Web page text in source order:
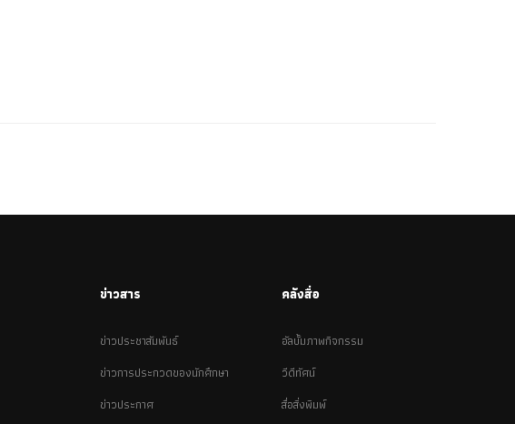
ข่าวสาร
ข่าวประชาสัมพันธ์
ข่าวการประกวดของนักศึกษา
ข่าวประกาศ
คลังสื่อ
อัลบั้มภาพกิจกรรม
วีดีทัศน์
สื่อสิ่งพิมพ์